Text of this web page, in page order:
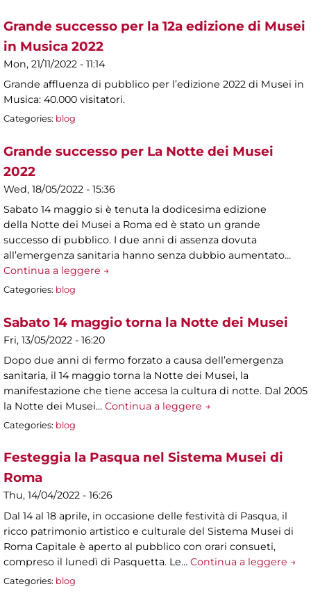
Grande successo per la 12a edizione di Musei
in Musica 2022
Mon, 21/11/2022 - 11:14
Grande affluenza di pubblico per l’edizione 2022 di Musei in
Musica: 40.000 visitatori.
Categories: blog
Grande successo per La Notte dei Musei
2022
Wed, 18/05/2022 - 15:36
Sabato 14 maggio si è tenuta la dodicesima edizione
della Notte dei Musei a Roma ed è stato un grande
successo di pubblico. I due anni di assenza dovuta
all’emergenza sanitaria hanno senza dubbio aumentato…
Continua a leggere →
Categories: blog
Sabato 14 maggio torna la Notte dei Musei
Fri, 13/05/2022 - 16:20
Dopo due anni di fermo forzato a causa dell’emergenza
sanitaria, il 14 maggio torna la Notte dei Musei, la
manifestazione che tiene accesa la cultura di notte. Dal 2005
la Notte dei Musei… Continua a leggere →
Categories: blog
Festeggia la Pasqua nel Sistema Musei di
Roma
Thu, 14/04/2022 - 16:26
Dal 14 al 18 aprile, in occasione delle festività di Pasqua, il
ricco patrimonio artistico e culturale del Sistema Musei di
Roma Capitale è aperto al pubblico con orari consueti,
compreso il lunedì di Pasquetta. Le… Continua a leggere →
Categories: blog